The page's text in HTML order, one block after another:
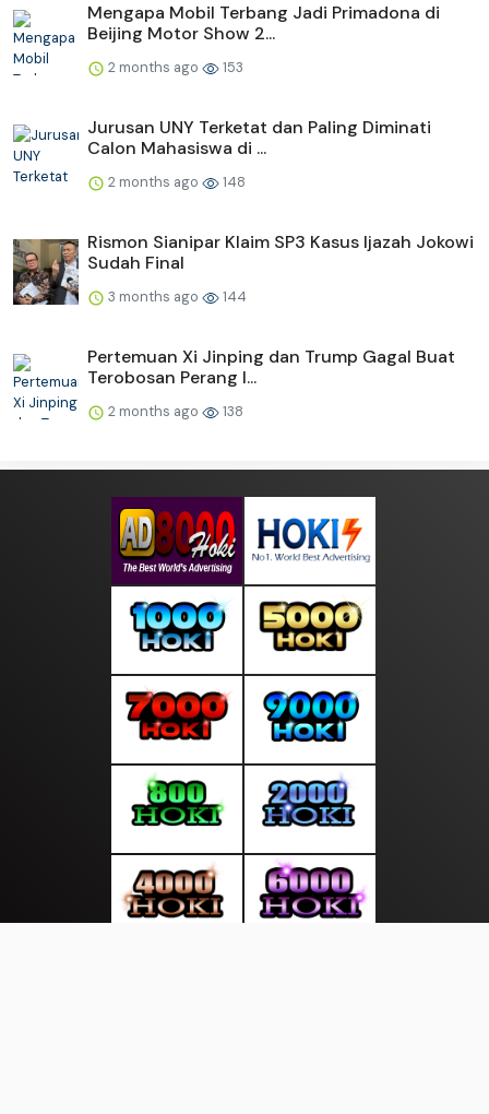
Mengapa Mobil Terbang Jadi Primadona di
Beijing Motor Show 2...
2 months ago 153
Jurusan UNY Terketat dan Paling Diminati
Calon Mahasiswa di ...
2 months ago 148
Rismon Sianipar Klaim SP3 Kasus Ijazah Jokowi
Sudah Final
3 months ago 144
Pertemuan Xi Jinping dan Trump Gagal Buat
Terobosan Perang I...
2 months ago 138